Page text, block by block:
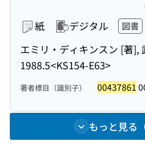
紙 デジタル 図書
エミリ・ディキンスン [著],
1988.5<KS154-E63>
著者標目（識別子） 00437861
もっと見る